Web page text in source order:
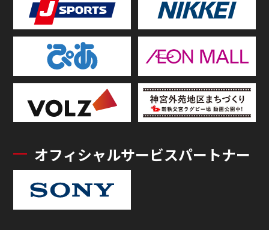
オフィシャルサービスパートナー